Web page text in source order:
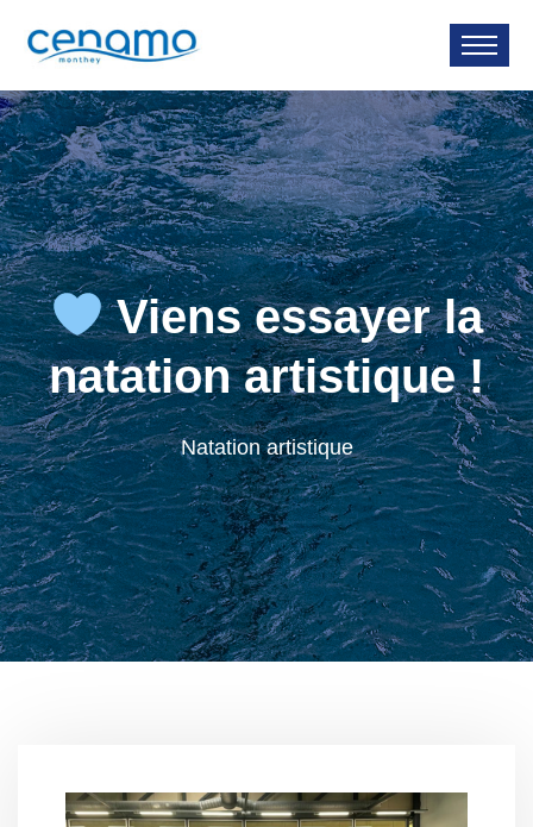
Viens essayer la
natation artistique !
Natation artistique